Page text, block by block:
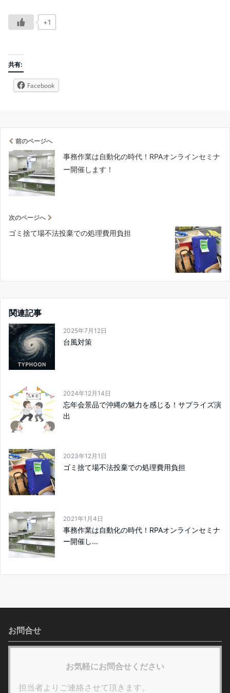
+1
共有:
Facebook
前のページへ
事務作業は自動化の時代！RPAオンラインセミナ
ー開催します！
次のページへ
ゴミ捨て場不法投棄での処理費用負担
関連記事
2025年7月12日
台風対策
2024年12月14日
忘年会景品で沖縄の魅力を感じる！サプライズ演
出
2023年12月1日
ゴミ捨て場不法投棄での処理費用負担
2021年1月4日
事務作業は自動化の時代！RPAオンラインセミナ
ー開催し...
お問合せ
お気軽にお問合せください
担当者よりご連絡させて頂きます。